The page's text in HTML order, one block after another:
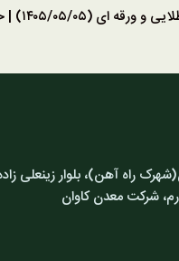
قیمت
راه آهن)، بلوار زینعلی
شرکت معدن کاوان